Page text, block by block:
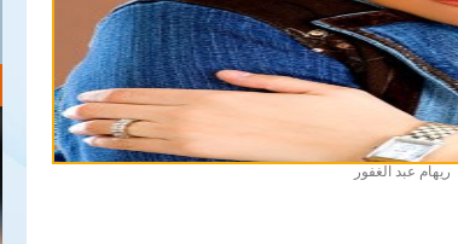
ريهام عبد الغفور